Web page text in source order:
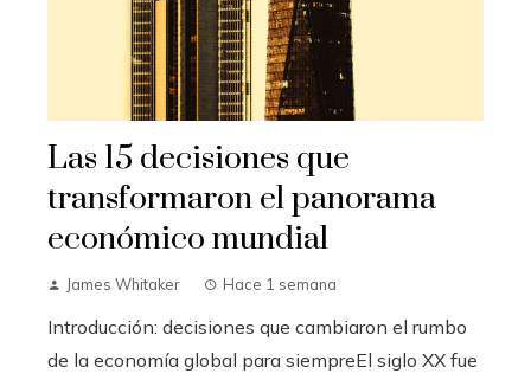
Las 15 decisiones que
transformaron el panorama
económico mundial
James Whitaker Hace 1 semana
Introducción: decisiones que cambiaron el rumbo
de la economía global para siempreEl siglo XX fue